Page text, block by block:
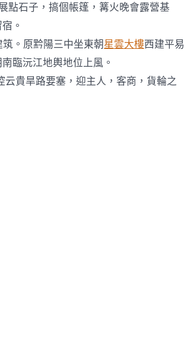
點石子，搞個帳篷，篝火晚會露營基
。
。原黔陽三中坐東朝星雲大樓西建平易
臨沅江地輿地位上風。
貴旱路要塞，迎主人，客商，貨輪之